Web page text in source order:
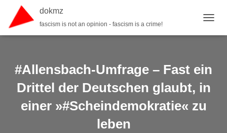
dokmz
fascism is not an opinion - fascism is a crime!
#Allensbach-Umfrage – Fast ein
Drittel der Deutschen glaubt, in
einer »#Scheindemokratie« zu
leben